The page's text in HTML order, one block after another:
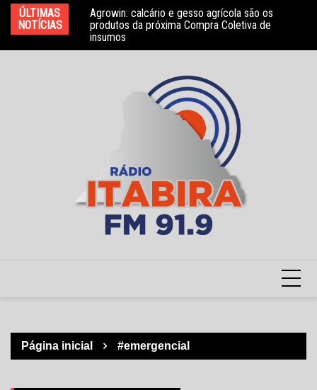
para
conteúdo
ÚLTIMAS
NOTÍCIAS
do Conselho
Agrowin: calcário e gesso agrícola são os
produtos da próxima Compra Coletiva de
insumos
Página inicial #emergencial